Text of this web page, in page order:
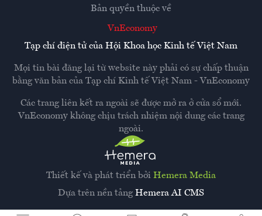
Thiết kế và phát triển bởi Hemera Media
Dựa trên nền tảng Hemera AI CMS
Bản quyền thuộc về
VnEconomy
Tạp chí điện tử của Hội Khoa học Kinh tế Việt Nam
Mọi tin bài đăng lại từ website này phải có sự chấp thuận
bằng văn bản của Tạp chí Kinh tế Việt Nam - VnEconomy
Các trang liên kết ra ngoài sẽ được mở ra ở cửa sổ mới.
VnEconomy không chịu trách nhiệm nội dung các trang
ngoài.